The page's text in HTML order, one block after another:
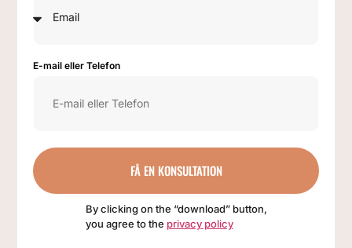
E-mail eller Telefon
FÅ EN KONSULTATION
By clicking on the “download” button,
you agree to the privacy policy